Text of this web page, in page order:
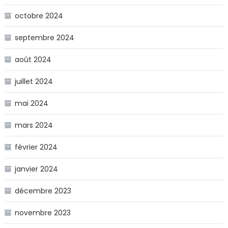
octobre 2024
septembre 2024
août 2024
juillet 2024
mai 2024
mars 2024
février 2024
janvier 2024
décembre 2023
novembre 2023